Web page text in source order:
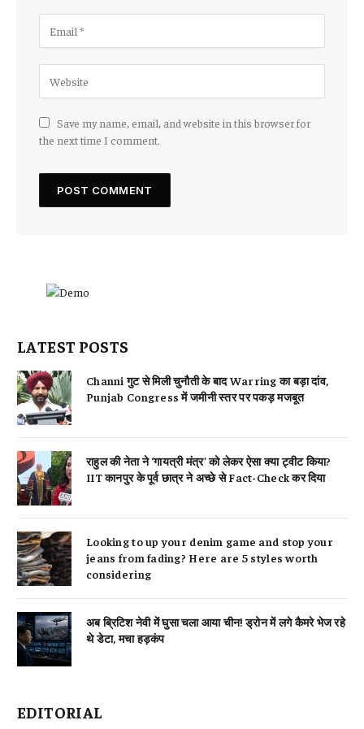
Save my name, email, and website in this browser for
the next time I comment.
LATEST POSTS
Channi गुट से मिली चुनौती के बाद Warring का बड़ा दांव,
Punjab Congress में जमीनी स्तर पर पकड़ मजबूत
राहुल की नेता ने ‘गायत्री मंत्र’ को लेकर ऐसा क्या ट्वीट किया?
IIT कानपुर के पूर्व छात्र ने अच्छे से Fact-Check कर दिया
Looking to up your denim game and stop your
jeans from fading? Here are 5 styles worth
considering
अब ब्रिटिश नेवी में घुसा चला आया चीन! ड्रोन में लगे कैमरे भेज रहे
थे डेटा, मचा हड़कंप
EDITORIAL